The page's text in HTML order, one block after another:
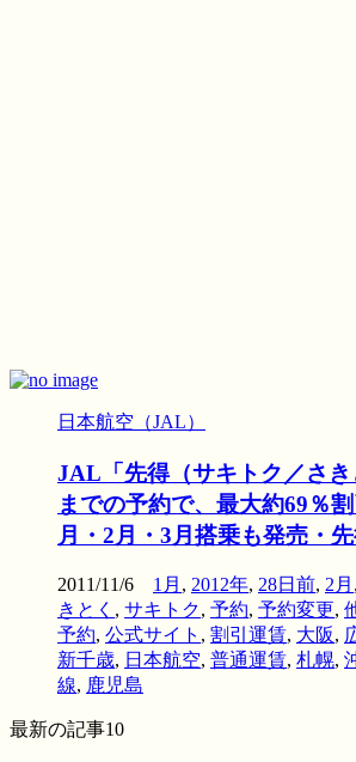
日本航空（JAL）
JAL「先得（サキトク／さ
までの予約で、最大約69％
月・2月・3月搭乗も発売・
2011/11/6 1月 , 2012年, 28日前, 2月 ,
きとく , サキトク, 予約, 予約変更,
予約, 公式サイト , 割引運賃, 大阪,
新千歳, 日本航空, 普通運賃, 札幌,
線, 鹿児島
最新の記事10